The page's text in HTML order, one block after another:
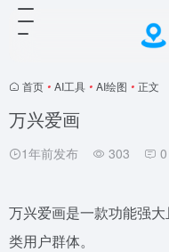
首页 • AI工具 • AI绘图 • 正文
万兴爱画
1年前发布 303 0
万兴爱画是一款功能强
类用户群体。